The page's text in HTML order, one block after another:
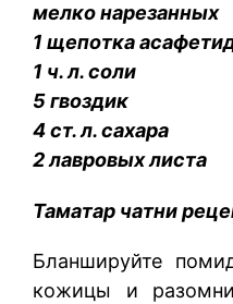
мелко нарезанных
1 щепотка
1 ч. л. соли
5 гвоздик
4 ст. л. сахара
2 лавровых листа
Таматар чатни
Бланшируйте
кожицы и